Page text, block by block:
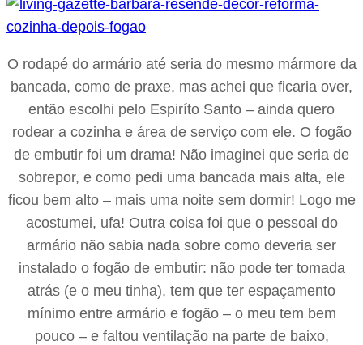
O rodapé do armário até seria do mesmo mármore da
bancada, como de praxe, mas achei que ficaria over,
então escolhi pelo Espiríto Santo – ainda quero
rodear a cozinha e área de serviço com ele. O fogão
de embutir foi um drama! Não imaginei que seria de
sobrepor, e como pedi uma bancada mais alta, ele
ficou bem alto – mais uma noite sem dormir! Logo me
acostumei, ufa! Outra coisa foi que o pessoal do
armário não sabia nada sobre como deveria ser
instalado o fogão de embutir: não pode ter tomada
atrás (e o meu tinha), tem que ter espaçamento
mínimo entre armário e fogão – o meu tem bem
pouco – e faltou ventilação na parte de baixo,